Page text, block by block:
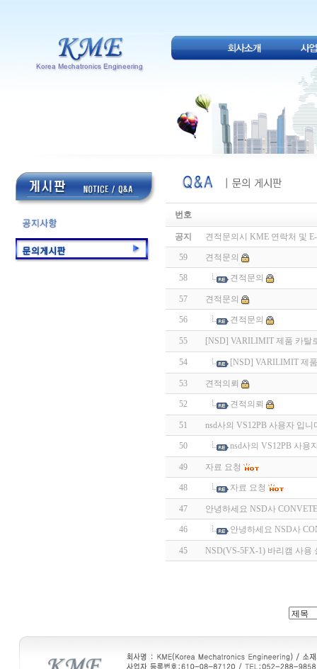
번호
공지 견적문의시 KME 연락처 및
59 견적문의
58 견적문의
57 견적문의
56 견적문의
55 [NSD] VARILIMIT 제품 카탈
54 [NSD] VARILIMIT 제
53 견적의뢰
52 견적의뢰
51 nsd사의 VS12PB 사용자 입니
50 nsd사의 VS12PB 사용
49 자료 요청
48 자료 요청
47 안녕하세요 NSD사
46 안녕하세요 NSD사
45 NSD(VS-5FX-1) 바리캠 사용